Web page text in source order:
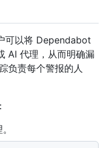
可以将 Dependabot
AI 代理，从而明确漏
负责每个警报的人